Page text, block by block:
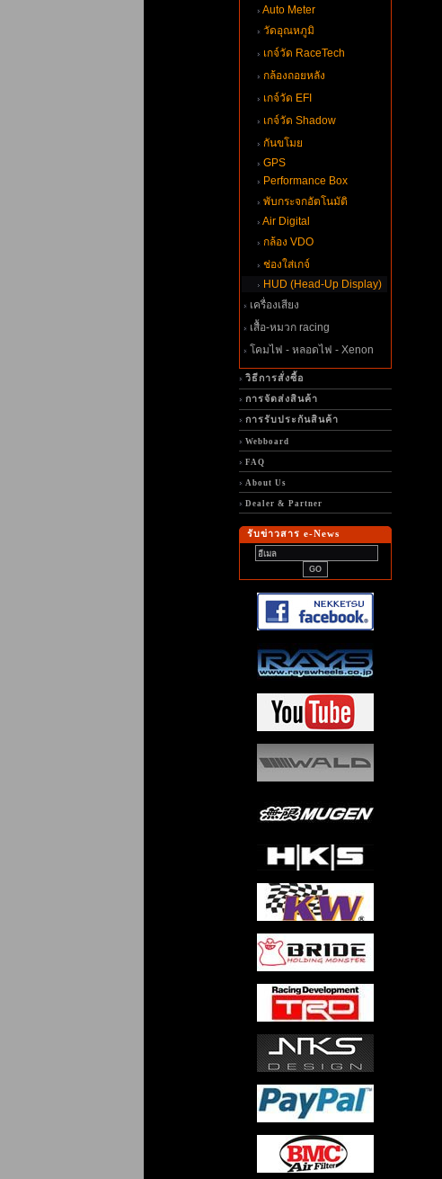
Auto Meter
วัดอุณหภูมิ
เกจ์วัด RaceTech
กล้องถอยหลัง
เกจ์วัด EFI
เกจ์วัด Shadow
กันขโม
GPS
Performance Box
พับกระจกอัตโนมัติ
Air Digital
กล้อง VDO
ช่องใส่เกจ์
HUD (Head-Up Display)
เครื่องเสียง
เสื้อ-หมวก racing
คมไฟ - หลอดไฟ - Xenon
วิธีการสั่งซื้อ
การจัดส่งสินค้า
การรับประกันสินค้า
Webboard
FAQ
About Us
Dealer & Partner
รับข่าวสาร e-News